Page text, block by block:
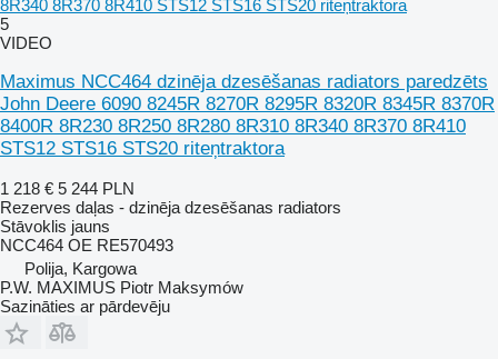
8R340 8R370 8R410 STS12 STS16 STS20 riteņtraktora
5
VIDEO
Maximus NCC464 dzinēja dzesēšanas radiators paredzēts
John Deere 6090 8245R 8270R 8295R 8320R 8345R 8370R
8400R 8R230 8R250 8R280 8R310 8R340 8R370 8R410
STS12 STS16 STS20 riteņtraktora
1 218 € 5 244 PLN
Rezerves daļas - dzinēja dzesēšanas radiators
Stāvoklis jauns
NCC464 OE RE570493
Polija, Kargowa
P.W. MAXIMUS Piotr Maksymów
Sazināties ar pārdevēju